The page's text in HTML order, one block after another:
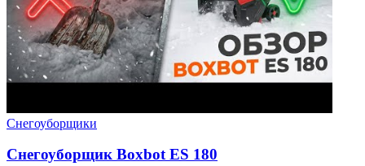
Снегоуборщики
Снегоуборщик Boxbot ES 180